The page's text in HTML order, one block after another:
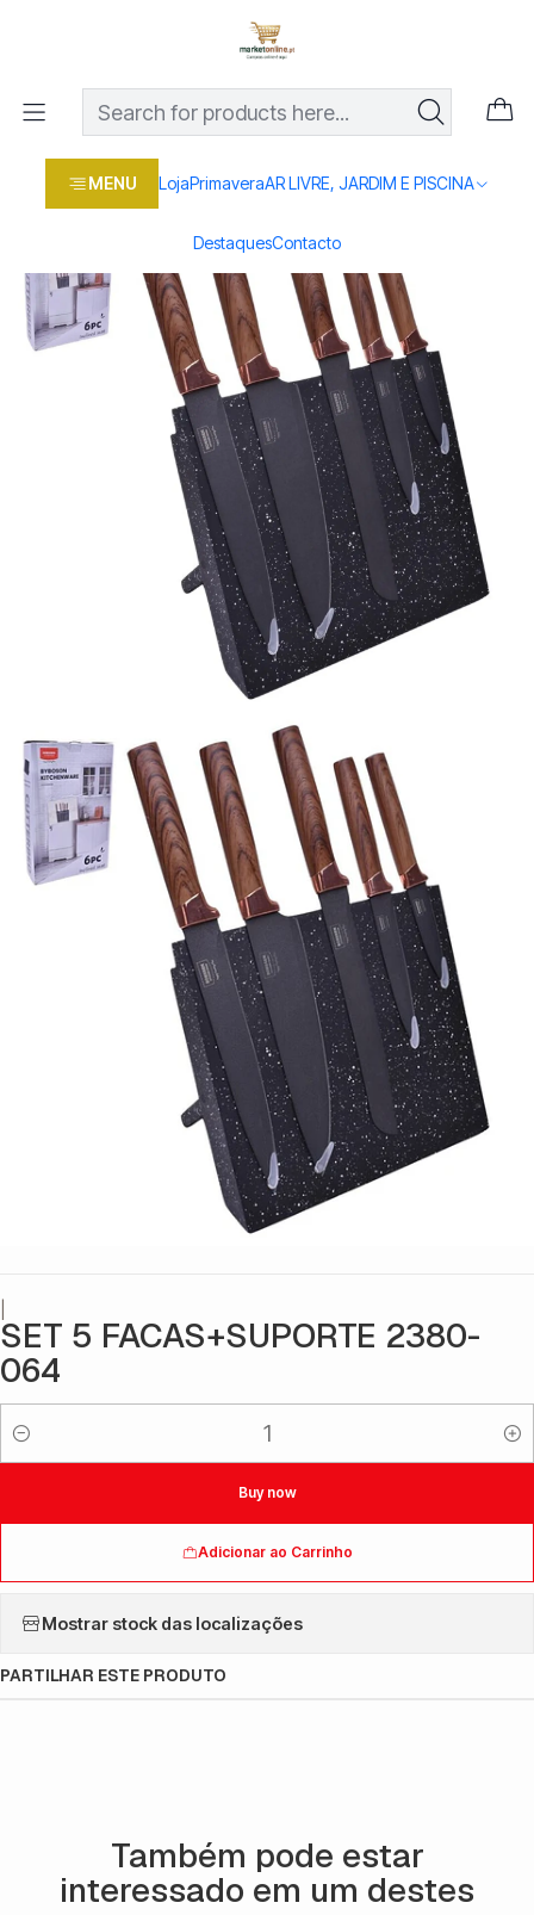
MENU LojaPrimaveraAR LIVRE, JARDIM E PISCINA
DestaquesContacto
Os melhores preços em produtos para casa, jardim e bricolage
Home Loja Casa e conforto COZINHA
UTENSILIOS
SET 5 FACAS+SUPORTE 2380-064
SET 5 FACAS+SUPORTE 2380-
064
Quantidade
Adicionar ao Carrinho
Buy now
Mostrar stock das localizações
PARTILHAR ESTE PRODUTO
Também pode estar
interessado em um destes